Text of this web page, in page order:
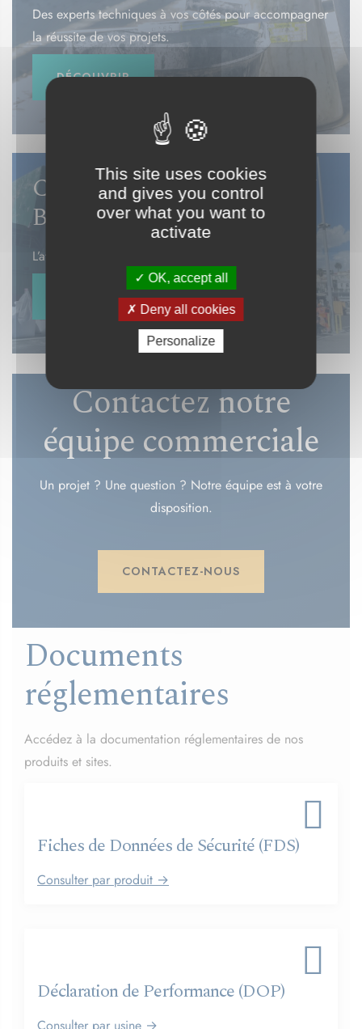
Des experts techniques à vos côtés pour accompagner
la réussite de vos projets.
DÉCOUVRIR
CONDITIONNEMENT EN
BIG BAGS
L’atout pour vos chantiers.
DÉCOUVRIR
Contactez notre
équipe commerciale
Un projet ? Une question ? Notre équipe est à votre
disposition.
CONTACTEZ-NOUS
Documents
réglementaires
Accédez à la documentation réglementaires de nos
produits et sites.
Fiches de Données de Sécurité (FDS)
Consulter par produit →
Déclaration de Performance (DOP)
This site uses cookies
and gives you control
over what you want to
activate
OK, accept all
Deny all cookies
Personalize